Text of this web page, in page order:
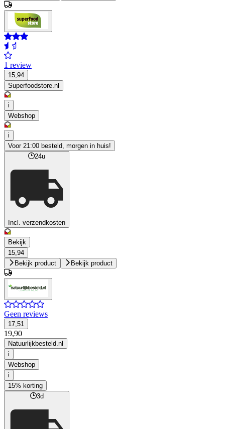
1 review
15,94
Superfoodstore.nl
i
Webshop
i
Voor 21:00 besteld, morgen in huis!
24u
Incl. verzendkosten
Bekijk
15,94
Bekijk product
Bekijk product
Geen reviews
17,51
19,90
Natuurlijkbesteld.nl
i
Webshop
i
15% korting
3d